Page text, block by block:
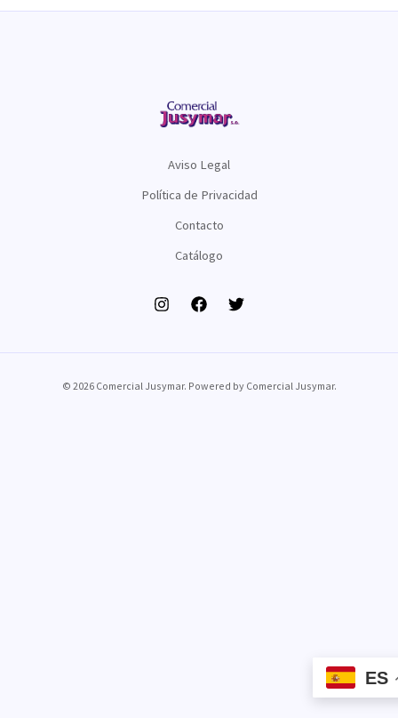
Aviso Legal
Política de Privacidad
Contacto
Catálogo
© 2026 Comercial Jusymar. Powered by Comercial Jusymar.
ES